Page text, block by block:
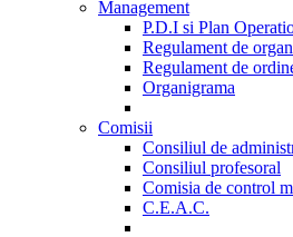
Management
P.D.I si Plan
Regulament de
Regulament de
Organigrama
Comisii
Consiliul de
Consiliul profesoral
Comisia de control
C.E.A.C.